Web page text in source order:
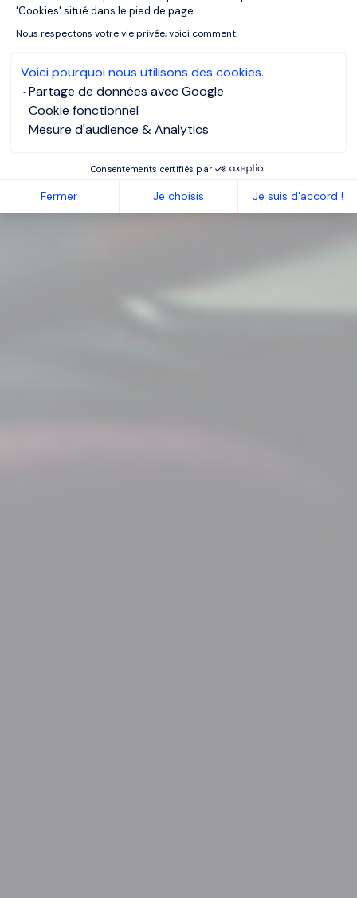
'Cookies' situé dans le pied de page.
Nous respectons votre vie privée, voici comment.
Voici pourquoi nous utilisons des cookies.
Partage de données avec Google
Cookie fonctionnel
Mesure d'audience & Analytics
Consentements certifiés par
Fermer Je choisis Je suis d'accord !